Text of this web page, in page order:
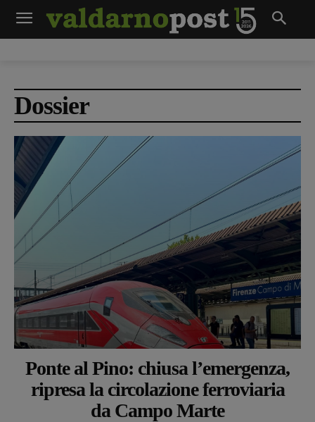
Dossier
Ponte al Pino: chiusa l’emergenza,
ripresa la circolazione ferroviaria
da Campo Marte